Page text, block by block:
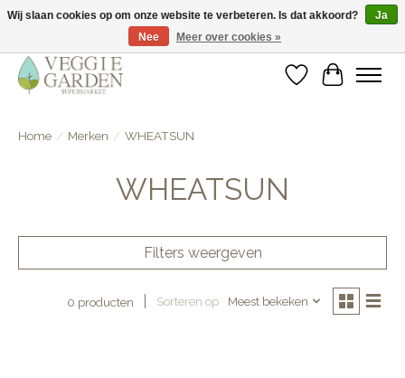
vegan & veggie products | free store pick-up
Verlanglijst
Home / Merken / WHEATSUN
WHEATSUN
Filters weergeven
0 producten Sorteren op Meest bekeken
Wij slaan cookies op om onze website te verbeteren. Is dat akkoord?
Ja
Nee
Meer over cookies »